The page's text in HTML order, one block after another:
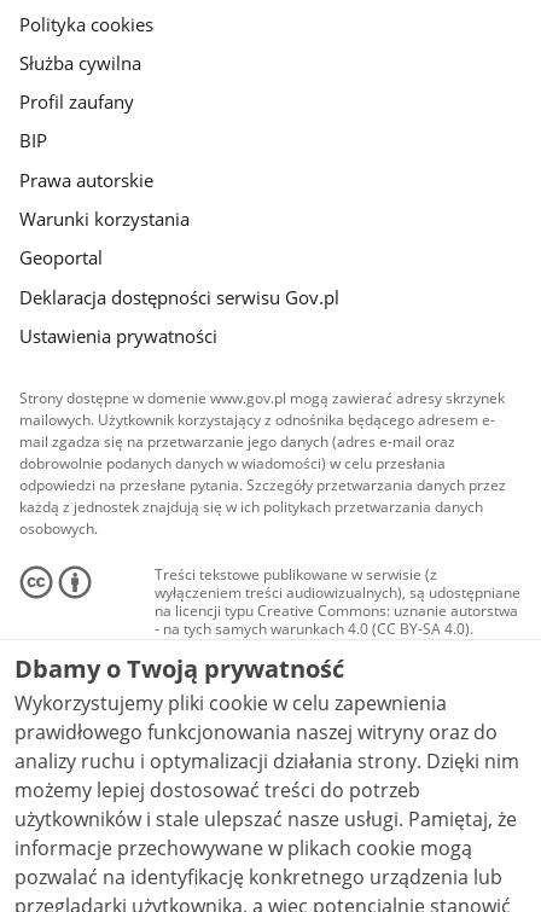
gov.pl
Polityka cookies
Służba cywilna
Profil zaufany
BIP
Prawa autorskie
Warunki korzystania
Geoportal
Deklaracja dostępności serwisu Gov.pl
Ustawienia prywatności
Strony dostępne w domenie www.gov.pl mogą zawierać adresy skrzynek
mailowych. Użytkownik korzystający z odnośnika będącego adresem e-
mail zgadza się na przetwarzanie jego danych (adres e-mail oraz
dobrowolnie podanych danych w wiadomości) w celu przesłania
odpowiedzi na przesłane pytania. Szczegóły przetwarzania danych przez
każdą z jednostek znajdują się w ich politykach przetwarzania danych
osobowych.
Treści tekstowe publikowane w serwisie (z
wyłączeniem treści audiowizualnych), są udostępniane
na licencji typu Creative Commons: uznanie autorstwa
- na tych samych warunkach 4.0 (CC BY-SA 4.0).
Materiały audiowizualne, w tym zdjęcia, materiały
audio i wideo, są udostępniane na licencji typu
Creative Commons: uznanie autorstwa użycie
niekomercyjne - bez utworów zależnych 4.0 (CC BY-
NC-ND 4.0), o ile nie jest to stwierdzone inaczej.
Dbamy o Twoją prywatność
Wykorzystujemy pliki cookie w celu zapewnienia
prawidłowego funkcjonowania naszej witryny oraz do
analizy ruchu i optymalizacji działania strony. Dzięki nim
możemy lepiej dostosować treści do potrzeb
użytkowników i stale ulepszać nasze usługi. Pamiętaj, że
informacje przechowywane w plikach cookie mogą
pozwalać na identyfikację konkretnego urządzenia lub
przeglądarki użytkownika, a więc potencjalnie stanowić